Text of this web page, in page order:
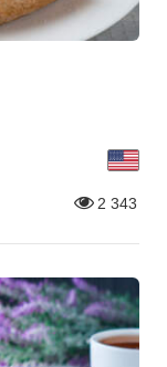
2 343